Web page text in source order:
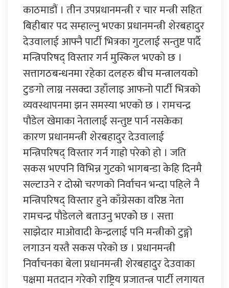
काठमाडौं । तीन उपप्रधानमन्त्री र चार मन्त्री सहित
बिहीबार पद सम्हाल्नु भएका प्रधानमन्त्री शेरबहादुर
देउवालाई आफ्नै पार्टी भित्रका गुटलाई सन्तुष्ट पार्दै
मन्त्रिपरिषद् विस्तार गर्न मुस्किल भएको छ ।
सत्तागठबन्धनमा रहेका दलहरु बीच मन्त्रालयको
टुङगो लाग्न नसक्दा उहाँलाइ आफनो पार्टी भित्रको
व्यवस्थापनमा झन समस्या भएको छ । रामचन्द्र
पौडेल खेमाका नेतालाई सन्तुष्ट पार्न नसकेका
कारण प्रधानमन्त्री शेरबहादुर देउवालाई
मन्त्रिपरिषद् विस्तार गर्न गाह्रो परेको हो । जति
सकस भएपनि विभिन्न गुटको भागबन्डा केहि दिनमै
सल्टाउने र दोस्रो चरणको निर्वाचन भन्दा पहिले नै
मन्त्रिपरिषद् विस्तार हुने काँग्रेसका वरिष्ठ नेता
रामचन्द्र पौडेलले बताउनु भएकोे छ । सत्ता
साझेदार माओवादी केन्द्रलाई पनि मन्त्रीको टुङ्गो
लगाउन यस्तै सकस परेको छ । प्रधानमन्त्री
निर्वाचनका बेला प्रधानमन्त्री शेरबहादुर देउवाका
पक्षमा मतदान गरेको राष्ट्रिय प्रजातन्त्र पार्टी लगायत